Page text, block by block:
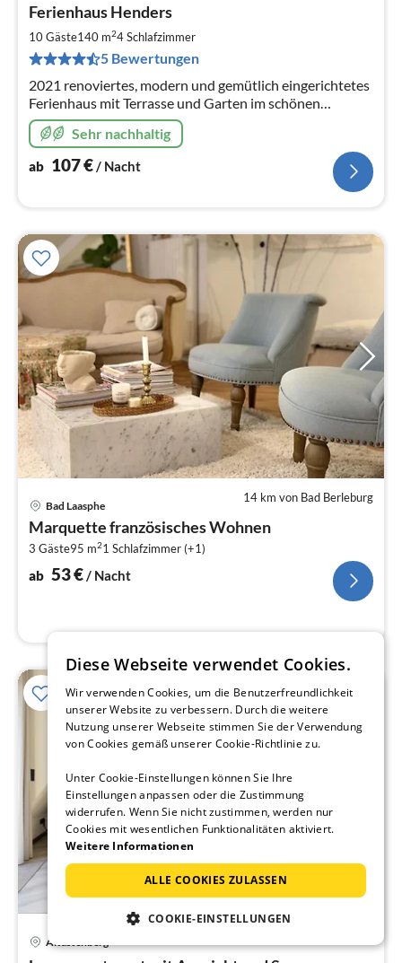
Ferienhaus Henders
10 Gäste140 m24Schlafzimmer
5 Bewertungen
2021 renoviertes, modern und gemütlich eingerichtetes
Ferienhaus mit Terrasse und Garten im schönen
Winterberg - Langewiese direkt am Rothaarsteig
gelegen.Sehr nachhaltig
ab 107€ / Nacht
14 km von Bad Berleburg
Bad Laasphe
Marquette französisches Wohnen
3 Gäste95 m21 Schlafzimmer (+1)
ab 53€/ Nacht
Altastenberg
Diese Webseite verwendet Cookies.
Wir verwenden Cookies, um die Benutzerfreundlichkeit
unserer Website zu verbessern. Durch die weitere
Nutzung unserer Webseite stimmen Sie der Verwendung
von Cookies gemäß unserer Cookie-Richtlinie zu.
Unter Cookie-Einstellungen können Sie Ihre
Einstellungen anpassen oder die Zustimmung
widerrufen. Wenn Sie nicht zustimmen, werden nur
Cookies mit wesentlichen Funktionalitäten aktiviert.
Weitere Informationen
ALLE COOKIES ZULASSEN
COOKIE-EINSTELLUNGEN